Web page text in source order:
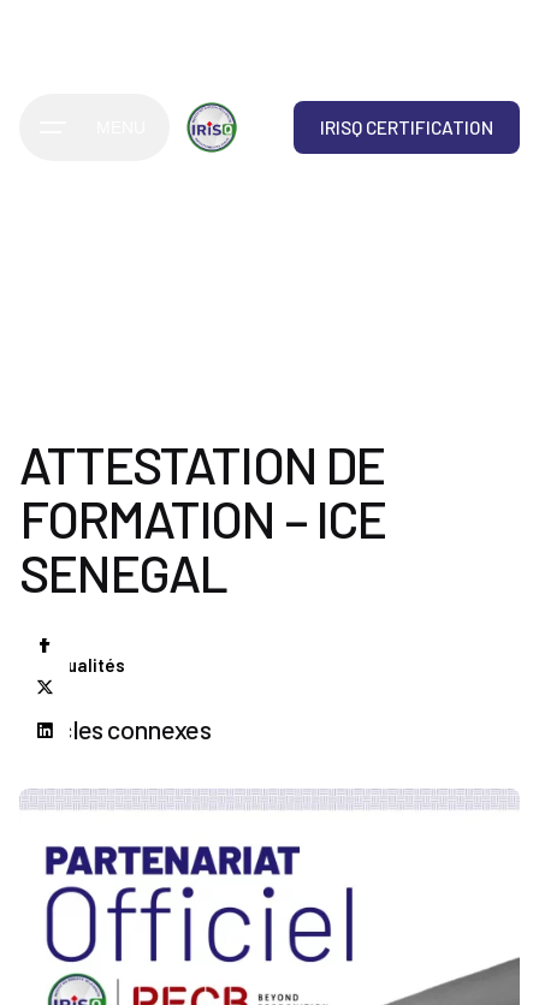
IRISQ CERTIFICATION
ATTESTATION DE
FORMATION – ICE
SENEGAL
Actualités
Articles connexes